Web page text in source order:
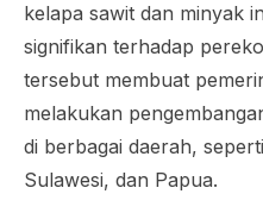
kelapa sawit dan minyak
signifikan terhadap
tersebut membuat
melakukan
di berbagai daerah,
Sulawesi, dan Papua.